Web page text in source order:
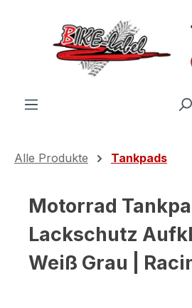
Zum Hauptinhalt springen
Alle Produkte Tankpads
Motorrad
Lackschutz
Weiß Grau |